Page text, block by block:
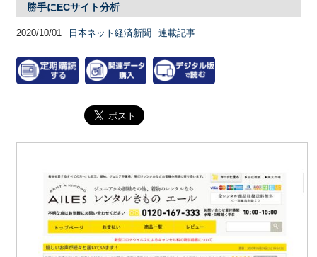
勝手にECサイト分析
2020/10/01 日本ネット経済新聞 連載記事